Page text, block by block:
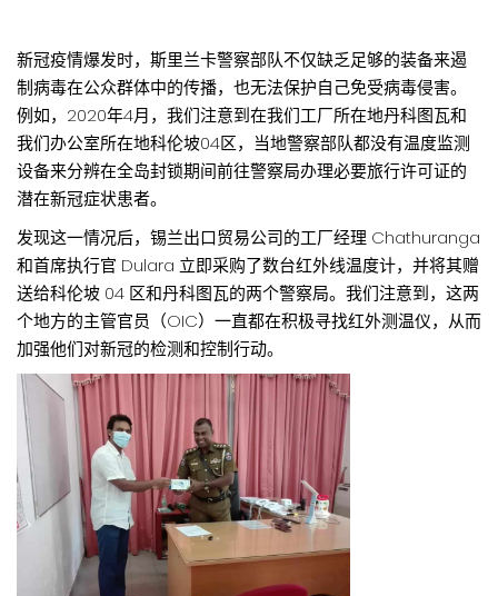
新冠疫情爆发时，斯里兰卡警察部队不仅缺乏足够的装备来遏
制病毒在公众群体中的传播，也无法保护自己免受病毒侵害。
例如，2020年4月，我们注意到在我们工厂所在地丹科图瓦和
我们办公室所在地科伦坡04区，当地警察部队都没有温度监测
设备来分辨在全岛封锁期间前往警察局办理必要旅行许可证的
潜在新冠症状患者。
发现这一情况后，锡兰出口贸易公司的工厂经理 Chathuranga
和首席执行官 Dulara 立即采购了数台红外线温度计，并将其赠
送给科伦坡 04 区和丹科图瓦的两个警察局。我们注意到，这两
个地方的主管官员（OIC）一直都在积极寻找红外测温仪，从而
加强他们对新冠的检测和控制行动。